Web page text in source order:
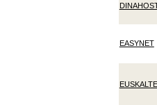
EASYNET